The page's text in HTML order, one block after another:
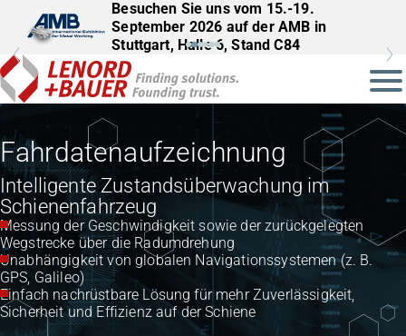
Besuchen Sie uns vom 15.-19.
September 2026 auf der AMB in
Stuttgart, Halle 6, Stand C84
Besuchen Sie uns vom 22.–25.
September 2026 auf der InnoTrans in
Berlin, Halle 27, Stand 561
Fahrdatenaufzeichnung
Intelligente Zustandsüberwachung im
Schienenfahrzeug
Messung der Geschwindigkeit sowie der zurückgelegten
Wegstrecke über die Radumdrehung
Unabhängigkeit von globalen Navigationssystemen (z. B.
GPS, Galileo)
Einfach nachrüstbare Lösung für mehr Zuverlässigkeit,
Sicherheit und Effizienz auf der Schiene